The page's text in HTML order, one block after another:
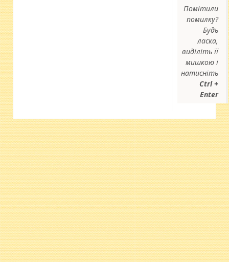
Помітили
помилку?
Будь
ласка,
виділіть її
мишкою і
натисніть
Ctrl +
Enter